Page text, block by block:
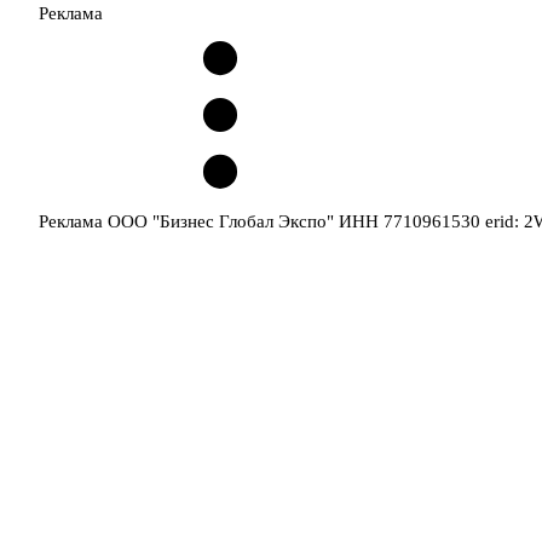
Реклама
Реклама ООО "Бизнес Глобал Экспо" ИНН 7710961530 erid: